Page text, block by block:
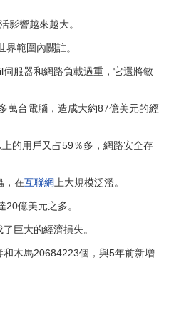
影響越來越大。
範圍內關註。
服器和網路負載過重，它還將敏
台電腦，造成大約87億美元的經
的用戶又占59％多，網路安全存
，在互聯網 上大規模泛濫。
億美元之多。
巨大的經濟損失。
木馬20684223個，與5年前新增